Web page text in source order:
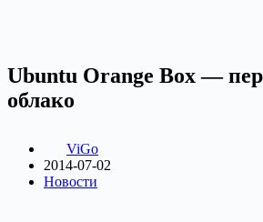
Ubuntu Orange Box —
облако
ViGo
2014-07-02
Новости